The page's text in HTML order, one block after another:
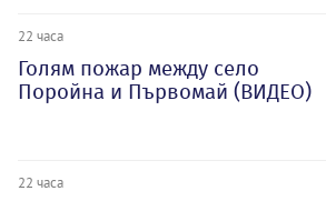
22 часа
Голям пожар между село
Поройна и Първомай (ВИДЕО)
22 часа